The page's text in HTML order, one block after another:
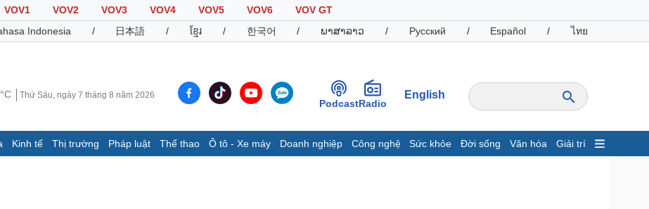
VOV1 VOV2 VOV3 VOV4 VOV5 VOV6
VOV GT
Indonesia / 日本語 / ខ្មែរ / 한국어 / ພາສາລາວ / Русский / Español / ไทย
Thứ Sáu, ngày 7 tháng 8 năm 2026
PodcastRadio
English
Kinh tế Thị trường Pháp luật Thể thao Ô tô - Xe máy Doanh nghiệp Công nghệ Sức khỏe Đời sống Văn hóa Giải trí